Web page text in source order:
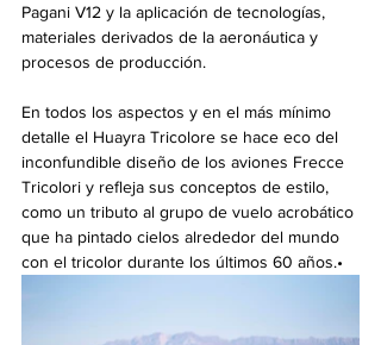
Pagani V12 y la aplicación de tecnologías,
materiales derivados de la aeronáutica y
procesos de producción.
En todos los aspectos y en el más mínimo
detalle el Huayra Tricolore se hace eco del
inconfundible diseño de los aviones Frecce
Tricolori y refleja sus conceptos de estilo,
como un tributo al grupo de vuelo acrobático
que ha pintado cielos alrededor del mundo
con el tricolor durante los últimos 60 años.•